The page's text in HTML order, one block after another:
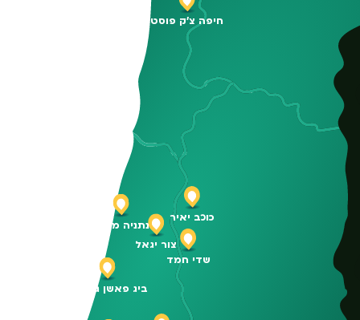
שדי חמד
צור יגאל
כוכב יאיר
חיפה צ'ק פוסט
ביג פאשן גלילות
נתניה מזרח